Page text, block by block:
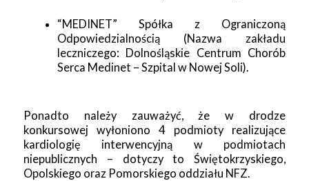
“MEDINET” Spółka z Ograniczoną
Odpowiedzialnością (Nazwa zakładu
leczniczego: Dolnośląskie Centrum Chorób
Serca Medinet – Szpital w Nowej Soli).
Ponadto należy zauważyć, że w drodze
konkursowej wyłoniono 4 podmioty realizujące
kardiologię interwencyjną w podmiotach
niepublicznych – dotyczy to Świętokrzyskiego,
Opolskiego oraz Pomorskiego oddziału NFZ.